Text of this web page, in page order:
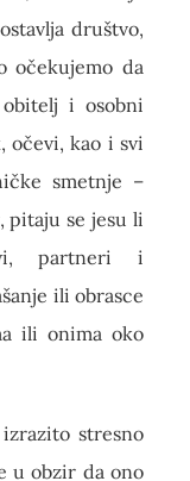
društvo,
očekujemo da
i osobni
očevi, kao i svi
smetnje –
, pitaju se jesu li
partneri i
ili obrasce
ili onima oko
stresno
u obzir da ono